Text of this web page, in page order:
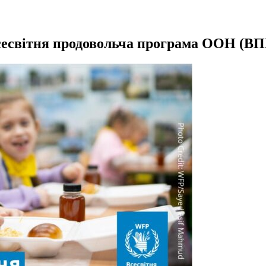
продовольча програма ООН